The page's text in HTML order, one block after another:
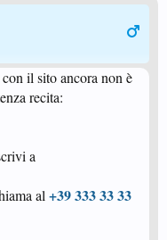
il sito ancora non è
recita:
a
al +39 333 33 33